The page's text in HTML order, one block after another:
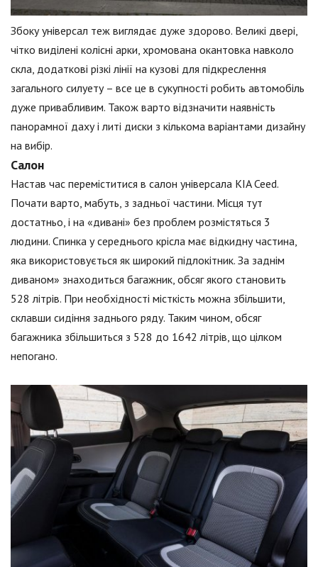
Збоку універсал теж виглядає дуже здорово. Великі двері,
чітко виділені колісні арки, хромована окантовка навколо
скла, додаткові різкі лінії на кузові для підкреслення
загального силуету – все це в сукупності робить автомобіль
дуже привабливим. Також варто відзначити наявність
панорамної даху і литі диски з кількома варіантами дизайну
на вибір.
Салон
Настав час переміститися в салон універсала KIA Ceed.
Почати варто, мабуть, з задньої частини. Місця тут
достатньо, і на «дивані» без проблем розмістяться 3
людини. Спинка у середнього крісла має відкидну частина,
яка використовується як широкий підлокітник. За заднім
диваном» знаходиться багажник, обсяг якого становить
528 літрів. При необхідності місткість можна збільшити,
склавши сидіння заднього ряду. Таким чином, обсяг
багажника збільшиться з 528 до 1642 літрів, що цілком
непогано.